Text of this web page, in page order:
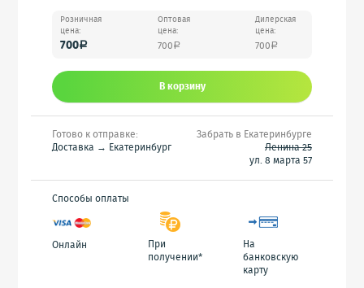
Розничная
цена:
700a
Оптовая
цена:
700 a
Дилерская
цена:
700 a
В корзину
Готово к отправке:
Доставка → Екатеринбург
Забрать в Екатеринбурге
Ленина 25
ул. 8 марта 57
Способы оплаты
Онлайн
При
получении*
На
банковскую
карту